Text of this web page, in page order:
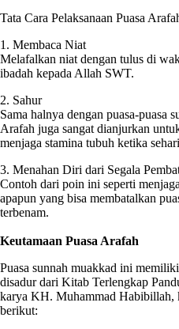
Tata Cara Pelaksanaan Puasa
1. Membaca Niat
Melafalkan niat dengan tulus di
ibadah kepada Allah SWT.
2. Sahur
Sama halnya dengan puasa-puasa
Arafah juga sangat dianjurkan
menjaga stamina tubuh ketika
3. Menahan Diri dari Segala
Contoh dari poin ini seperti
apapun yang bisa membatalkan
terbenam.
Keutamaan Puasa Arafah
Puasa sunnah muakkad ini
disadur dari Kitab Terlengkap
karya KH. Muhammad Habibillah,
berikut: